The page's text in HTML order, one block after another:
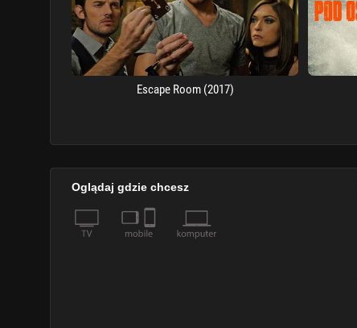
Escape Room (2017)
Oglądaj gdzie chcesz